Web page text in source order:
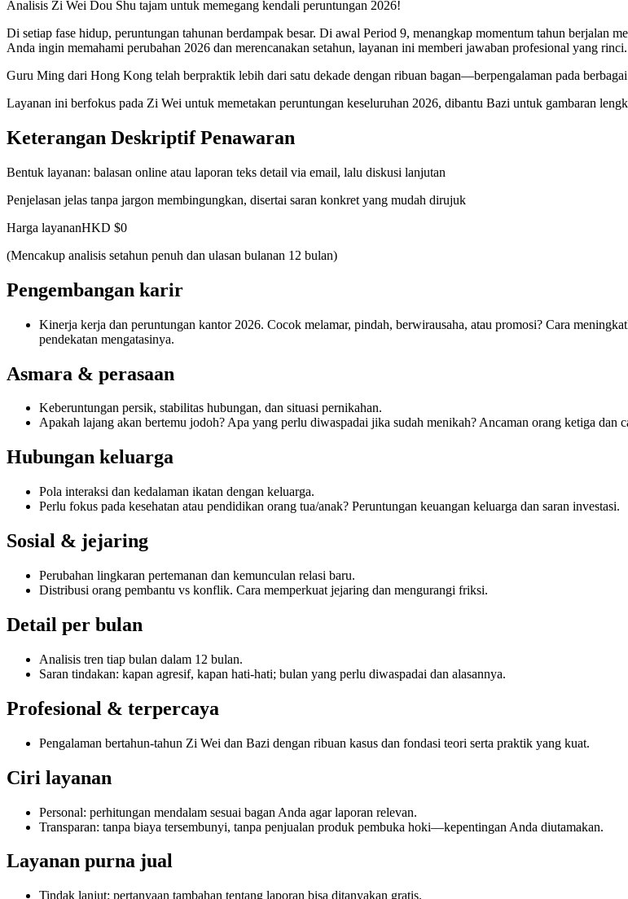
Analisis Zi Wei Dou Shu tajam untuk memegang kendali peruntungan 2026!
Di setiap fase hidup, peruntungan tahunan berdampak besar. Di awal Period 9, menangkap momentum tahun berjalan
Anda ingin memahami perubahan 2026 dan merencanakan setahun, layanan ini memberi jawaban profesional yang rinci.
Guru Ming dari Hong Kong telah berpraktik lebih dari satu dekade dengan ribuan bagan—berpengalaman pada
Layanan ini berfokus pada Zi Wei untuk memetakan peruntungan keseluruhan 2026, dibantu Bazi untuk gambaran
Keterangan Deskriptif Penawaran
Bentuk layanan: balasan online atau laporan teks detail via email, lalu diskusi lanjutan
Penjelasan jelas tanpa jargon membingungkan, disertai saran konkret yang mudah dirujuk
Harga layananHKD $0
(Mencakup analisis setahun penuh dan ulasan bulanan 12 bulan)
Pengembangan karir
Kinerja kerja dan peruntungan kantor 2026. Cocok melamar, pindah, berwirausaha, atau promosi? Cara
pendekatan mengatasinya.
Asmara & perasaan
Keberuntungan persik, stabilitas hubungan, dan situasi pernikahan.
Apakah lajang akan bertemu jodoh? Apa yang perlu diwaspadai jika sudah menikah? Ancaman orang ketiga dan
Hubungan keluarga
Pola interaksi dan kedalaman ikatan dengan keluarga.
Perlu fokus pada kesehatan atau pendidikan orang tua/anak? Peruntungan keuangan keluarga dan saran investasi.
Sosial & jejaring
Perubahan lingkaran pertemanan dan kemunculan relasi baru.
Distribusi orang pembantu vs konflik. Cara memperkuat jejaring dan mengurangi friksi.
Detail per bulan
Analisis tren tiap bulan dalam 12 bulan.
Saran tindakan: kapan agresif, kapan hati-hati; bulan yang perlu diwaspadai dan alasannya.
Profesional & terpercaya
Pengalaman bertahun-tahun Zi Wei dan Bazi dengan ribuan kasus dan fondasi teori serta praktik yang kuat.
Ciri layanan
Personal: perhitungan mendalam sesuai bagan Anda agar laporan relevan.
Transparan: tanpa biaya tersembunyi, tanpa penjualan produk pembuka hoki—kepentingan Anda diutamakan.
Layanan purna jual
Tindak lanjut: pertanyaan tambahan tentang laporan bisa ditanyakan gratis.